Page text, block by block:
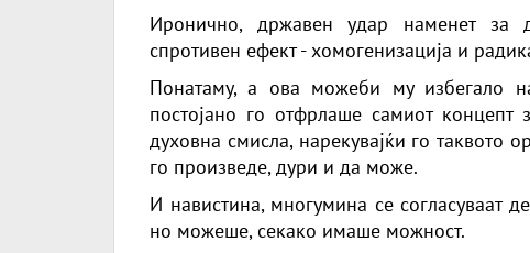
Иронично, државен удар наменет за
спротивен ефект - хомогенизација и
Понатаму, а ова можеби му избегало
постојано го отфрлаше самиот
духовна смисла, нарекувајќи го
го произведе, дури и да може.
И навистина, многумина се согласуваат
но можеше, секако имаше можност.